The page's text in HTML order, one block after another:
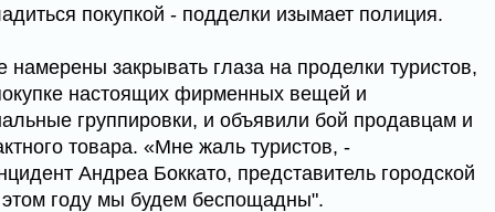
покупкой - подделки изымает полиция.
намерены закрывать глаза на проделки туристов,
настоящих фирменных вещей и
группировки, и объявили бой продавцам и
товара. «Мне жаль туристов, -
Андреа Боккато, представитель городской
году мы будем беспощадны".